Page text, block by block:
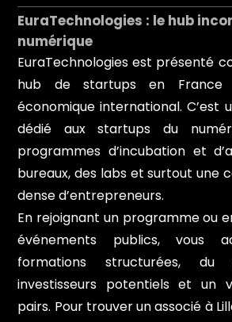
EuraTechnologies : le hub
numérique
EuraTechnologies est présenté
hub de startups en
économique international. C’est
dédié aux startups du
programmes d’incubation et
bureaux, des labs et surtout une
dense d’entrepreneurs.
En rejoignant un programme ou
événements publics, vous
formations structurées, du
investisseurs potentiels et un
pairs. Pour trouver un associé à